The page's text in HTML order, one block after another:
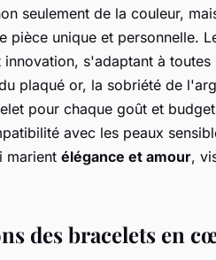
seulement de la couleur,
pièce unique et personnelle.
innovation, s'adaptant à
plaqué or, la sobriété de
pour chaque goût et
avec les peaux
marient élégance et amour,
des bracelets en